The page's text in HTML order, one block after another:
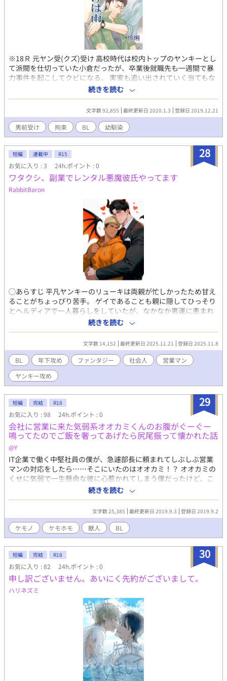
※18Ｒ 元ヤン受(クズ)受け 高校時代は校内トップのヤンキーとし
て派閥を仕切っていた小倉だったが、卒業後就職先も一週間で暴
力事件を起こしてクビになる。 実家も追い出されていく当てもな
く、右腕だった幼馴染の峰のところへ転がり込んだが、そんな生
活も長く続くこともなかった・・・・ 表紙 藤岡ると 小倉遥佳
[おぐらはるよし](19歳） 8月19日生まれ 180cm 69kg 黒髪、
オールバック。目つきは悪く三白眼。耳には大きく開けたピアス
穴。いかにもな元ヤン悪そうな顔つきで、印刷会社に就職するも
１週間で上司に暴行をくわえて懲戒免職。 基本的に我慢がきかな
い性格。 客引きとか単発の仕事を続けるも、長続きしない。幼馴
染の峰の部屋に居候していたが失踪。 峰 頼人[みねらいと](18歳)
1月12日生まれ 176cm 68kg 爽やかな栗色の髪。糸目。一見元ヤ
ンには見えないような笑顔をはりつかせている。中古車取り扱い
の営業マン。調子のいいことを並べる口先3寸がお得意。 小倉と
は幼馴染。小倉のためなら汚れごとも率先して対応する。凶暴わ
続きを読む
文字数 92,855 最終更新日 2020.1.3 登録日 2019.12.21
男前受け 拘束 BL 幼馴染
28
短編 連載中 R15
お気に入り : 3 24h.ポイント : 0
ワタクシ、副業でレンタル悪魔彼氏やってます
RabbitBaron
◯あらすじ 平凡ヤンキーのリューキは両親が忙しかったため甘え
ることがちょっぴり苦手。 ゲイであることも親に隠してひっそり
とヘルディアで一人暮らしをしていたが、なかなか男運に恵まれ
なかった。 彼氏欲しさに異世界召喚に手をかけることにし、エリ
ートインキュバスであるファナスとのマッチング召喚にする成功
するが…？ ファナスは普段は悪魔営業で働く営業マンでビジネス
契約のみのマッチングであった。しかし、なぜか「個人契約なら
レンタル彼氏もします」と営業をかけてくる。 甘え下手なリュー
キと余裕たっぷりのファナス、異種族や異文化が交錯する都市ヘ
ルディアでの奇妙な契約生活は、少しずつ距離と信頼を育んでい
く―― ◯ヘルディア ヘルディアは異世界パートナーとの交流が文
化として活発な多種族都市で、日常的な異世界交流が行われる一
方で夜間や裏通りは少し治安が悪めの街である。 ◯登場人物 💛リ
ューキ(平凡ヤンキー) 24歳 表向きは強気で不良っぽいが、内心は
甘え下手で寂しがりやで心優しい。 両親が忙しく幼少期から自立
を強いられた。 平凡な日常に飽きていて、刺激を求めるタイプ。
色んなことに興味津々で少し浮気性気質。異世界や非日常に巻き
込まれることにワクワクする 👿ファナス(エリートインキュバス)
年齢：外見30代前半(悪魔族の為不明) 性格：超真面目で知識豊
富。駆け引き上手で無自覚に相手を翻弄することもあるが本人は
至って真面目。インキュバスの世間的なイメージに反対してい
る。 営業の契約・ビジネスのプロでマッチング召喚を契約に繋げ
たり積極的に行う。 基本はビジネス契約を提案するがリューキに
はなぜか個人契約でレンタル彼氏をしているという嘘をついた。
続きを読む
文字数 14,152 最終更新日 2025.11.21 登録日 2025.11.8
BL 年下攻め ファンタジー 社会人
営業マン
ヤンキー攻め
29
短編 完結 R18
お気に入り : 98 24h.ポイント : 0
会社に営業に来た気弱系オオカミくんのお腹がぐーぐー
鳴ってたのでご飯を奢ってあげたら尻尾振って懐かれた話
@Y
IT企業で働く中堅社員の僕が、急遽部長に頼まれてしぶしぶ営業
マンの対応をしたら……そこにいたのはオオカミ！？ オオカミの
くせに気弱で一生懸命な彼に心惹かれてしまう僕だったけど、こ
んな気持ちは伝える訳にはいかない。 僕は、君の笑顔が見られる
だけで幸せなんだ。
続きを読む
文字数 25,385 最終更新日 2019.9.3 登録日 2019.9.2
ケモノ ケモホモ 獣人 BL
30
短編 完結 R18
お気に入り : 82 24h.ポイント : 0
申し訳ございません。あいにく先約がございまして。
ハリネズミ